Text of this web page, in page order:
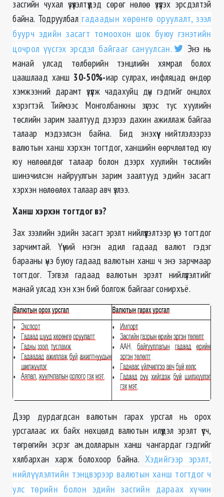
засгийн чухал үзүүлэлтүүдэд сөрөг нөлөө үзүүлэх эрсдэлтэй
байна. Тодруулбал гадаадын хөрөнгө оруулалт, зээл
буурч эдийн засагт томоохон шок буюу гэнэтийн
цочрол үүсгэх эрсдэл байгааг сануулсан.
Энэ нь
манай улсад төлбөрийн тэнцлийн хямрал болох
цаашлаад ханш 30-50%-иар сулрах, инфляцад өндөр
хэмжээний дарамт үзүүлж чадахуйц дүн гэдгийг онцлох
хэрэгтэй. Тиймээс Монголбанкны зүгээс тус хуулийн
төслийн зарим заалтууд дээрээ дахин ажиллаж байгаа
талаар мэдээлсэн байна. Бид энэхүү нийтлэлээрээ
валютын ханш хэрхэн тогтдог, ханшийн өөрчлөлтөд юу
юу нөлөөлдөг талаар болон дээрх хуулийн төслийн
шинэчилсэн найруулгын зарим заалтууд эдийн засагт
хэрхэн нөлөөлөх талаар авч үзлээ.
Ханш хэрхэн тогтдог вэ?
Зах зээлийн эдийн засагт эрэлт нийлүүлэлтээр үнэ тогтдог
зарчимтай. Үүний нэгэн адил гадаад валют гэдэг
барааны үнэ буюу гадаад валютын ханш ч энэ зарчмаар
тогтдог. Тэгвэл гадаад валютын эрэлт нийлүүлэлтийг
манай улсад хэн хэн бий болгож байгааг сонирхъё.
Дээр дурдагдсан валютын гарах урсгал нь орох
урсгалаас их байх нөхцөлд валютын илүүдэл эрэлт үүсч,
төгрөгийн эсрэг ам.долларын ханш чангардаг гэдгийг
хялбархан харж болохоор байна. Хэдийгээр эрэлт,
нийлүүлэлтийн тэнцвэрээр валютын ханш тогтдог ч
улс төрийн болон эдийн засгийн дараах хүчин